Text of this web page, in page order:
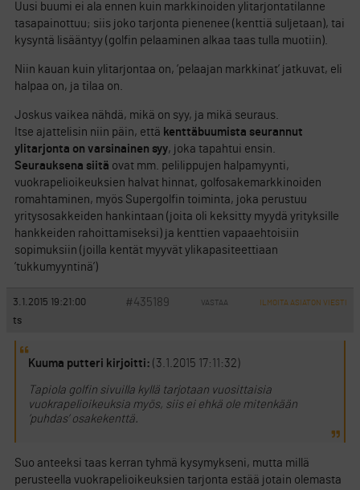
Uusi buumi ei ala ennen kuin markkinoiden ylitarjontatilanne
tasapainottuu; siis joko tarjonta pienenee (kenttiä suljetaan), tai
kysyntä lisääntyy (golfin pelaaminen alkaa taas tulla muotiin).
Niin kauan kuin ylitarjontaa on, ’pelaajan markkinat’ jatkuvat, eli
halpaa on, ja tilaa on.
Joskus vaikea nähdä, mikä on syy, ja mikä seuraus.
Itse ajattelisin niin päin, että kenttäbuumista seurannut
ylitarjonta on varsinainen syy, joka tapahtui ensin.
Seurauksena siitä ovat mm. pelilippujen halpamyynti,
vuokrapelioikeuksien halvat hinnat, golfosakemarkkinoiden
romahtaminen, myös Supergolfin toiminta, joka perustuu
yritysosakkeiden hankintaan (joita oli keksitty myydä yrityksille
hankkeiden rahoittamiseksi) ja kenttien vapaaehtoisiin
sopimuksiin (joilla kentät myyvät ylikapasiteettiaan
’tukkumyyntinä’)
3.1.2015 19:21:00 #435189 VASTAA ILMOITA ASIATON VIESTI
ts
Kuuma putteri kirjoitti: (3.1.2015 17:11:32)
Tapiola golfin sivuilla kyllä tarjotaan vuosittaisia
vuokrapelioikeuksia myös, siis ei ehkä ole mitenkään
’puhdas’ osakekenttä.
Suo anteeksi taas kerran tyhmä kysymykseni, mutta millä
perusteella vuokrapelioikeuksien tarjonta estää jotain olemasta